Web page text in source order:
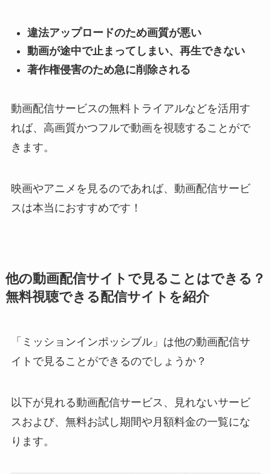
違法アップロードのため画質が悪い
動画が途中で止まってしまい、再生できない
著作権侵害のため急に削除される
動画配信サービスの無料トライアルなどを活用す
れば、高画質かつフルで動画を視聴することがで
きます。
映画やアニメを見るのであれば、動画配信サービ
スは本当におすすめです！
他の動画配信サイトで見ることはできる？
無料視聴できる配信サイトを紹介
「ミッションインポッシブル」は他の動画配信サ
イトで見ることができるのでしょうか？
以下が見れる動画配信サービス、見れないサービ
スおよび、無料お試し期間や月額料金の一覧にな
ります。